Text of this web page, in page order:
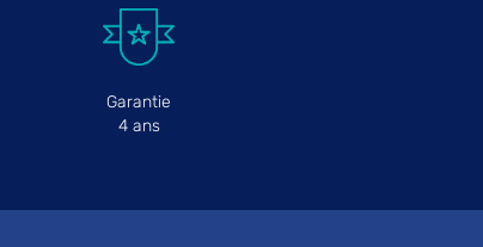
Garantie
4 ans